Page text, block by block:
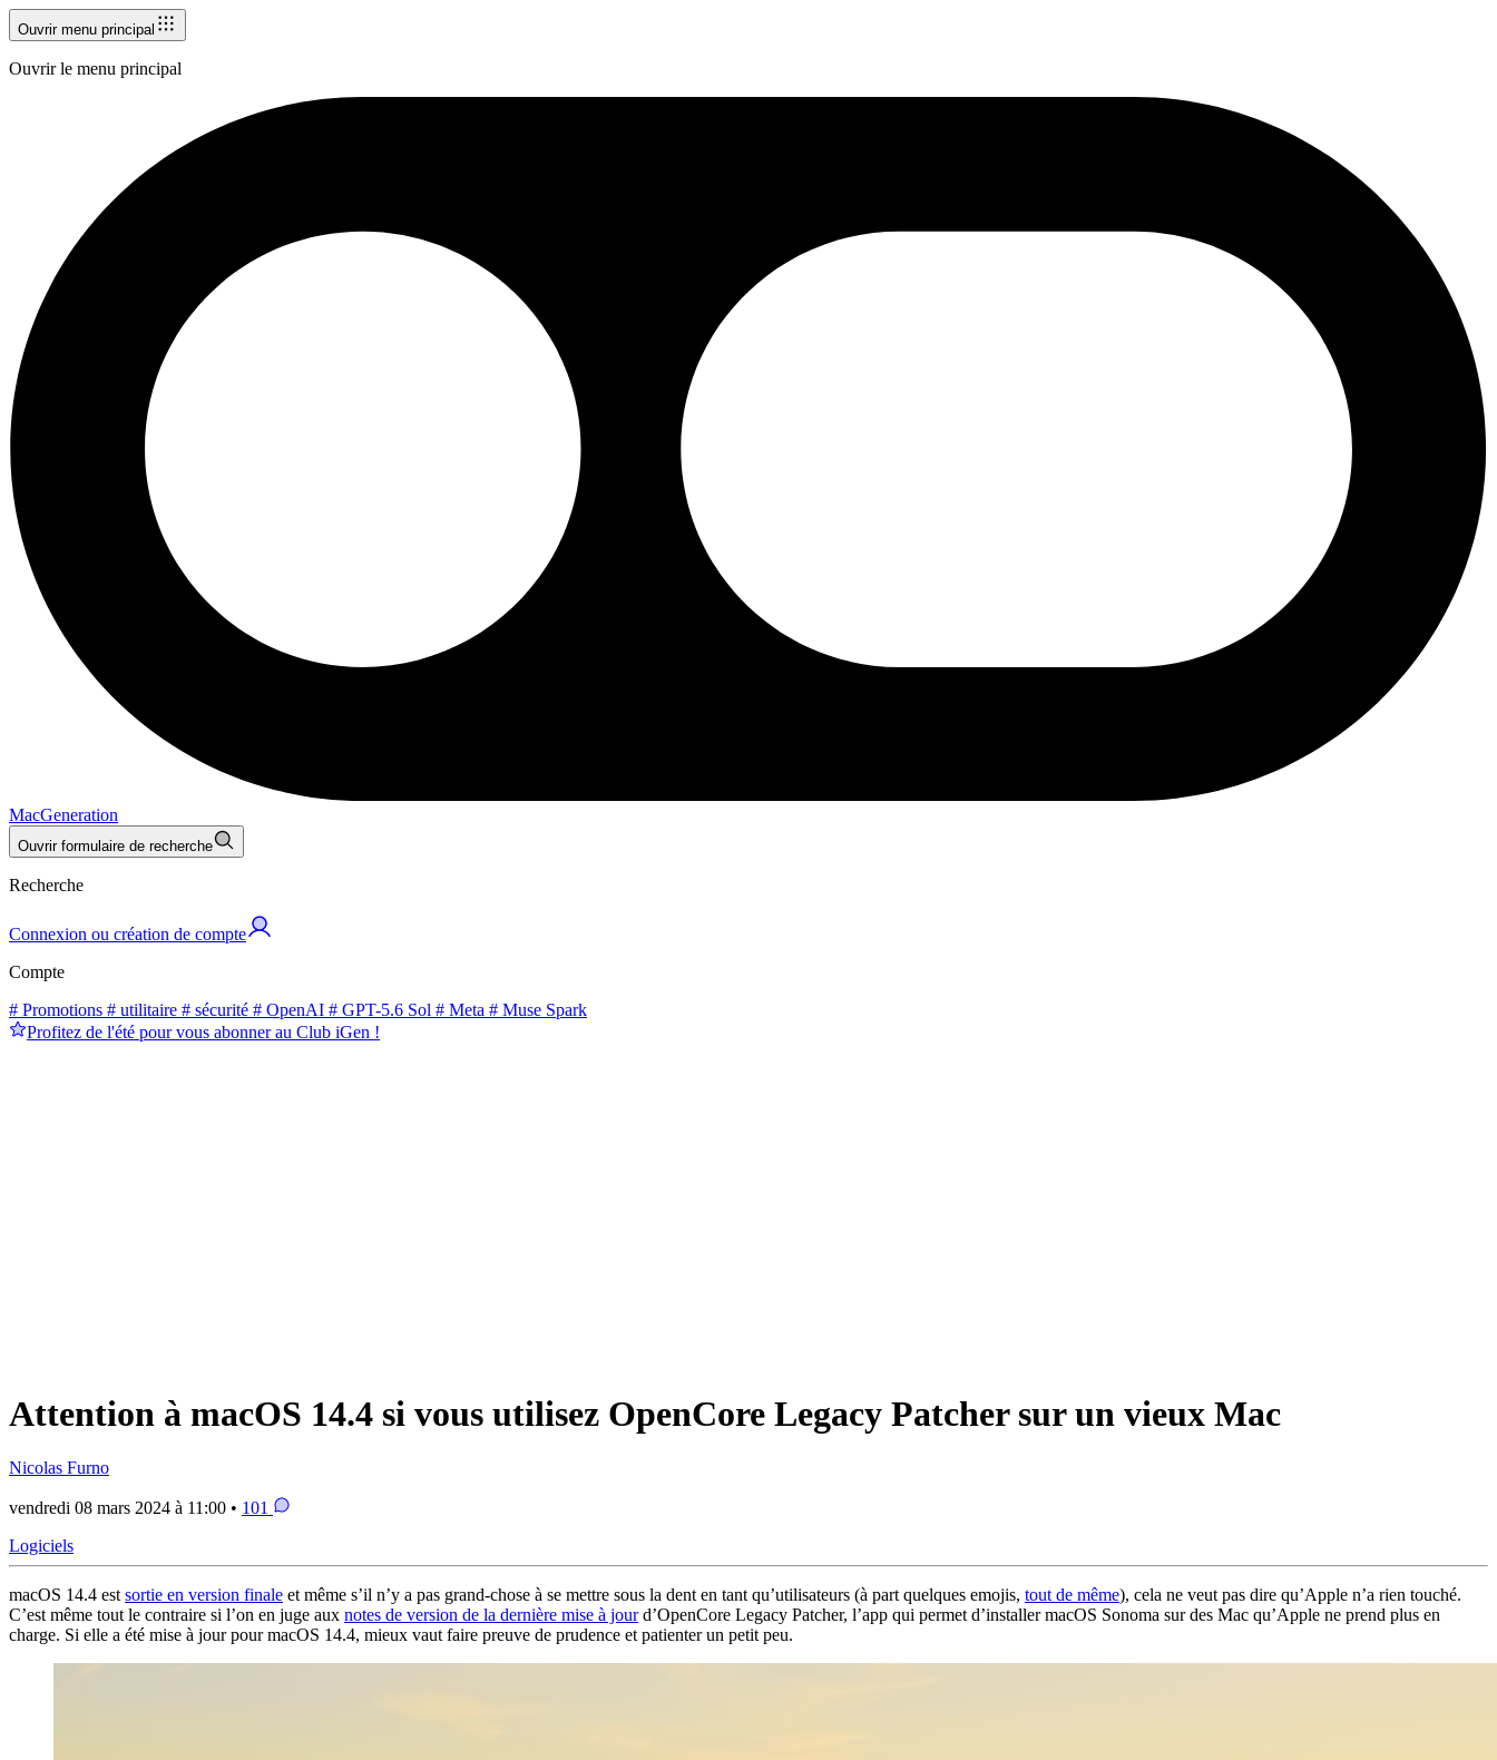
Ouvrir menu principal
Ouvrir le menu principal
MacGeneration
Ouvrir formulaire de recherche
Recherche
Connexion ou création de compte
Compte
# Promotions # utilitaire # sécurité # OpenAI # GPT-5.6 Sol # Meta # Muse Spark
Profitez de l'été pour vous abonner au Club iGen !
Attention à macOS 14.4 si vous utilisez OpenCore Legacy Patcher sur un vieux Mac
Nicolas Furno
vendredi 08 mars 2024 à 11:00 • 101
Logiciels
macOS 14.4 est sortie en version finale et même s’il n’y a pas grand-chose à se mettre sous la dent en tant qu’utilisateurs (à part quelques emojis, tout de même), cela ne veut pas dire qu’Apple n’a rien touché.
C’est même tout le contraire si l’on en juge aux notes de version de la dernière mise à jourd’OpenCore Legacy Patcher, l’app qui permet d’installer macOS Sonoma sur des Mac qu’Apple ne prend plus en
charge. Si elle a été mise à jour pour macOS 14.4, mieux vaut faire preuve de prudence et patienter un petit peu.